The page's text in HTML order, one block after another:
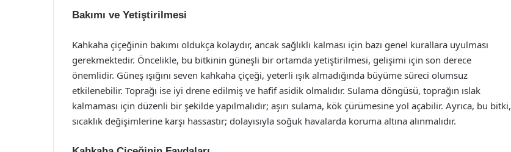
Bakımı ve Yetiştirilmesi
Kahkaha çiçeğinin bakımı oldukça kolaydır, ancak sağlıklı kalması için bazı genel kurallara uyulması
gerekmektedir. Öncelikle, bu bitkinin güneşli bir ortamda yetiştirilmesi, gelişimi için son derece
önemlidir. Güneş ışığını seven kahkaha çiçeği, yeterli ışık almadığında büyüme süreci olumsuz
etkilenebilir. Toprağı ise iyi drene edilmiş ve hafif asidik olmalıdır. Sulama döngüsü, toprağın ıslak
kalmaması için düzenli bir şekilde yapılmalıdır; aşırı sulama, kök çürümesine yol açabilir. Ayrıca, bu bitki,
sıcaklık değişimlerine karşı hassastır; dolayısıyla soğuk havalarda koruma altına alınmalıdır.